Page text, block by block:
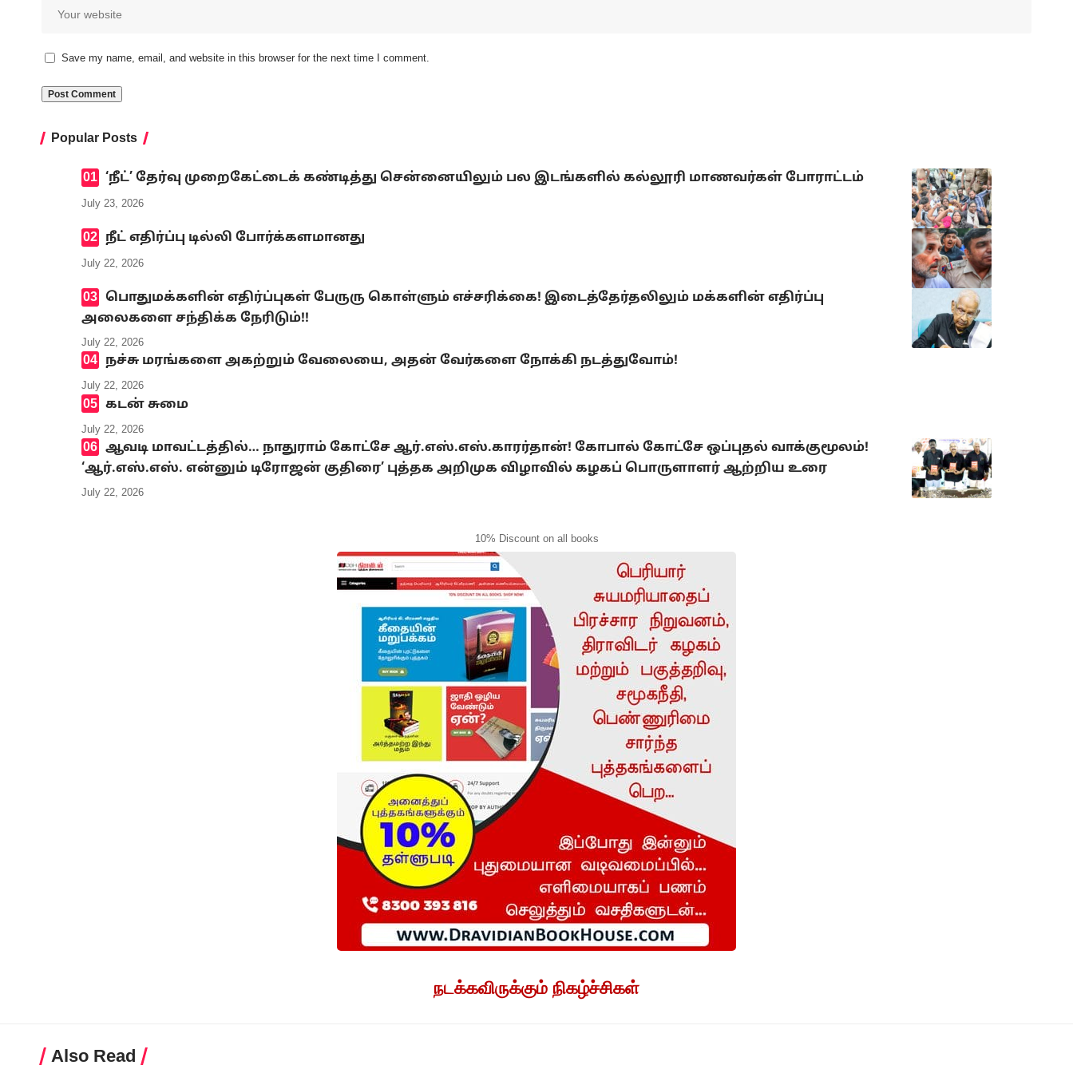
Save my name, email, and website in this browser for the next time I comment.
Popular Posts
‘நீட்’ தேர்வு முறைகேட்டைக் கண்டித்து சென்னையிலும் பல இடங்களில் கல்லூரி மாணவர்கள் போராட்டம்
July 23, 2026
நீட் எதிர்ப்பு டில்லி போர்க்களமானது
July 22, 2026
பொதுமக்களின் எதிர்ப்புகள் பேருரு கொள்ளும் எச்சரிக்கை! இடைத்தேர்தலிலும் மக்களின் எதிர்ப்பு
அலைகளை சந்திக்க நேரிடும்!!
July 22, 2026
நச்சு மரங்களை அகற்றும் வேலையை, அதன் வேர்களை நோக்கி நடத்துவோம்!
July 22, 2026
கடன் சுமை
July 22, 2026
ஆவடி மாவட்டத்தில்… நாதுராம் கோட்சே ஆர்.எஸ்.எஸ்.காரர்தான்! கோபால் கோட்சே ஒப்புதல் வாக்குமூலம்!
‘ஆர்.எஸ்.எஸ். என்னும் டிரோஜன் குதிரை’ புத்தக அறிமுக விழாவில் கழகப் பொருளாளர் ஆற்றிய உரை
July 22, 2026
10% Discount on all books
நடக்கவிருக்கும் நிகழ்ச்சிகள்
Also Read